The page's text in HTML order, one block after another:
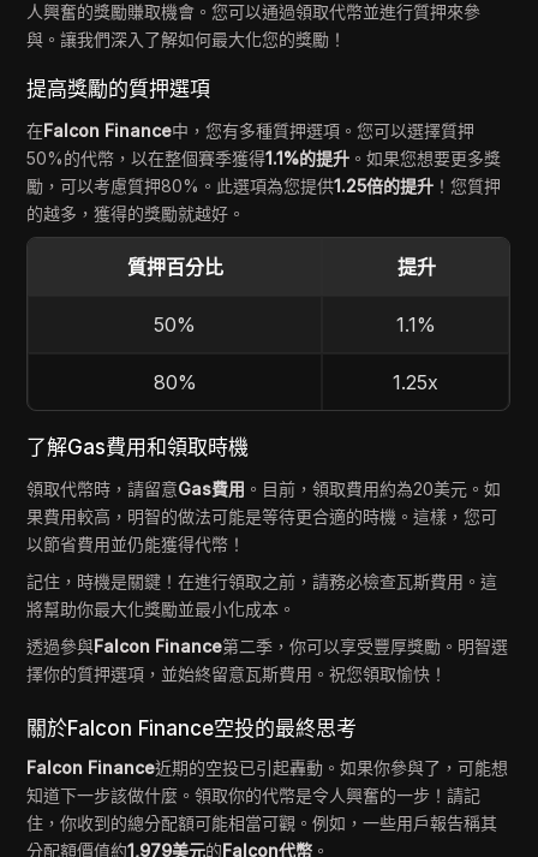
人興奮的獎勵賺取機會。您可以通過領取代幣並進行質押來參
與。讓我們深入了解如何最大化您的獎勵！
提高獎勵的質押選項
在Falcon Finance中，您有多種質押選項。您可以選擇質押
50%的代幣，以在整個賽季獲得1.1%的提升 。如果您想要更多獎
勵，可以考慮質押80%。此選項為您提供1.25倍的提升 ！您質押
的越多，獲得的獎勵就越好。
質押百分比 提升
50% 1.1%
80% 1.25x
了解Gas費用和領取時機
領取代幣時，請留意Gas費用 。目前，領取費用約為20美元。如
果費用較高，明智的做法可能是等待更合適的時機。這樣，您可
以節省費用並仍能獲得代幣！
記住，時機是關鍵！在進行領取之前，請務必檢查瓦斯費用。這
將幫助你最大化獎勵並最小化成本。
透過參與Falcon Finance第二季，你可以享受豐厚獎勵。明智選
擇你的質押選項，並始終留意瓦斯費用。祝您領取愉快！
關於Falcon Finance空投的最終思考
Falcon Finance近期的空投已引起轟動。如果你參與了，可能想
知道下一步該做什麼。領取你的代幣是令人興奮的一步！請記
住，你收到的總分配額可能相當可觀。例如，一些用戶報告稱其
分配額價值約1,979美元的Falcon代幣 。